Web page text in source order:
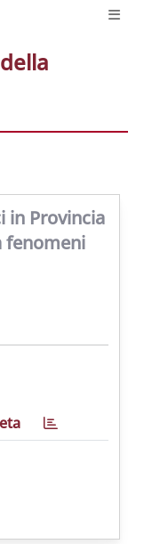
in Provincia
fenomeni